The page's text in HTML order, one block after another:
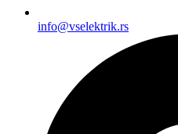
info@vselektrik.rs